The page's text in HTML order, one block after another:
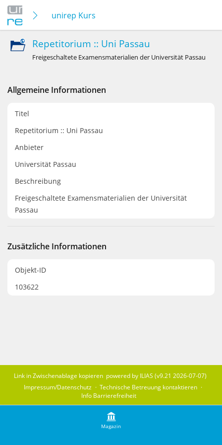
unirep Kurse
Magazin
Repetitorium :: Uni Passau
Freigeschaltete Examensmaterialien der Universität Passau
Allgemeine Informationen
Titel
Repetitorium :: Uni Passau
Anbieter
Universität Passau
Beschreibung
Freigeschaltete Examensmaterialien der Universität
Passau
Zusätzliche Informationen
Objekt-ID
103622
Link in Zwischenablage kopieren powered by ILIAS (v9.21 2026-07-07)
Impressum/Datenschutz
Technische Betreuung kontaktieren
Info Barrierefreiheit